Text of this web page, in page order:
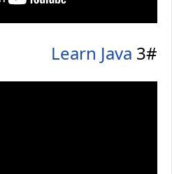
Learn Java 3#